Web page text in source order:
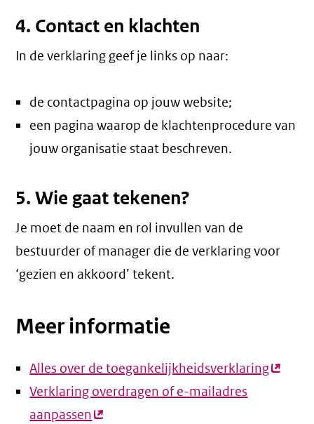
4. Contact en klachten
In de verklaring geef je links op naar:
de contactpagina op jouw website;
een pagina waarop de klachtenprocedure van
jouw organisatie staat beschreven.
5. Wie gaat tekenen?
Je moet de naam en rol invullen van de
bestuurder of manager die de verklaring voor
‘gezien en akkoord’ tekent.
Meer informatie
Alles over de toegankelijkheidsverklaring
Verklaring overdragen of e-mailadres
aanpassen(externe